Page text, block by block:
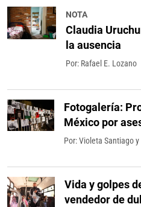
NOTA
Claudia
la ausencia
Por: Rafael E. Lozano
Fotogalería:
México por
Por: Violeta Santiagoy
Vida y golpes
vendedor de